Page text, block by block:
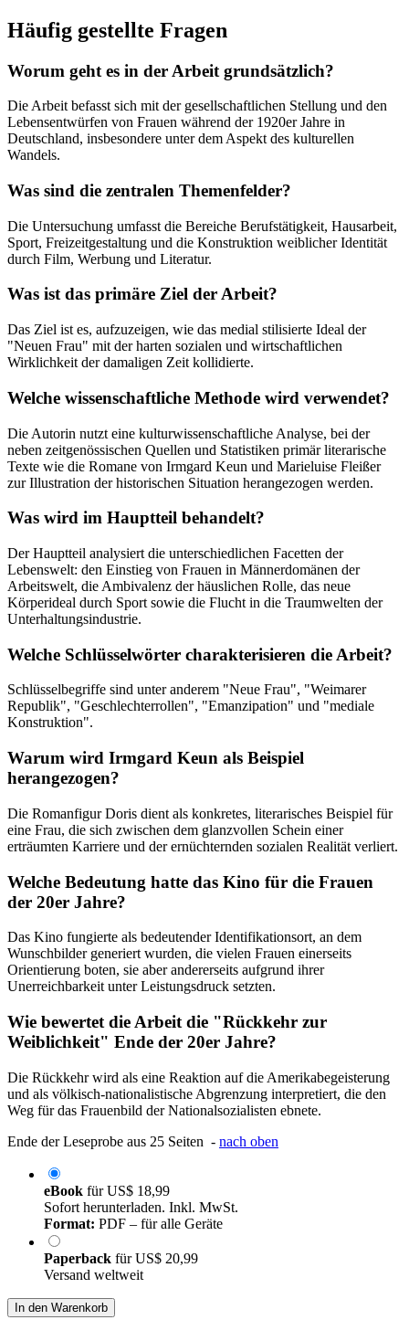
Häufig gestellte Fragen
Worum geht es in der Arbeit grundsätzlich?
Die Arbeit befasst sich mit der gesellschaftlichen Stellung und den
Lebensentwürfen von Frauen während der 1920er Jahre in
Deutschland, insbesondere unter dem Aspekt des kulturellen
Wandels.
Was sind die zentralen Themenfelder?
Die Untersuchung umfasst die Bereiche Berufstätigkeit, Hausarbeit,
Sport, Freizeitgestaltung und die Konstruktion weiblicher Identität
durch Film, Werbung und Literatur.
Was ist das primäre Ziel der Arbeit?
Das Ziel ist es, aufzuzeigen, wie das medial stilisierte Ideal der
"Neuen Frau" mit der harten sozialen und wirtschaftlichen
Wirklichkeit der damaligen Zeit kollidierte.
Welche wissenschaftliche Methode wird verwendet?
Die Autorin nutzt eine kulturwissenschaftliche Analyse, bei der
neben zeitgenössischen Quellen und Statistiken primär literarische
Texte wie die Romane von Irmgard Keun und Marieluise Fleißer
zur Illustration der historischen Situation herangezogen werden.
Was wird im Hauptteil behandelt?
Der Hauptteil analysiert die unterschiedlichen Facetten der
Lebenswelt: den Einstieg von Frauen in Männerdomänen der
Arbeitswelt, die Ambivalenz der häuslichen Rolle, das neue
Körperideal durch Sport sowie die Flucht in die Traumwelten der
Unterhaltungsindustrie.
Welche Schlüsselwörter charakterisieren die Arbeit?
Schlüsselbegriffe sind unter anderem "Neue Frau", "Weimarer
Republik", "Geschlechterrollen", "Emanzipation" und "mediale
Konstruktion".
Warum wird Irmgard Keun als Beispiel
herangezogen?
Die Romanfigur Doris dient als konkretes, literarisches Beispiel für
eine Frau, die sich zwischen dem glanzvollen Schein einer
erträumten Karriere und der ernüchternden sozialen Realität verliert.
Welche Bedeutung hatte das Kino für die Frauen
der 20er Jahre?
Das Kino fungierte als bedeutender Identifikationsort, an dem
Wunschbilder generiert wurden, die vielen Frauen einerseits
Orientierung boten, sie aber andererseits aufgrund ihrer
Unerreichbarkeit unter Leistungsdruck setzten.
Wie bewertet die Arbeit die "Rückkehr zur
Weiblichkeit" Ende der 20er Jahre?
Die Rückkehr wird als eine Reaktion auf die Amerikabegeisterung
und als völkisch-nationalistische Abgrenzung interpretiert, die den
Weg für das Frauenbild der Nationalsozialisten ebnete.
Ende der Leseprobe aus 25 Seiten - nach oben
eBook fürUS$ 18,99
Sofort herunterladen. Inkl. MwSt.
Format: PDF – für alle Geräte
Paperback fürUS$ 20,99
Versand weltweit
In den Warenkorb